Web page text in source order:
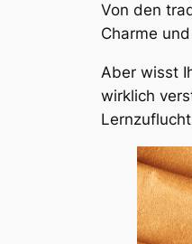
Von den
Charme
Aber wisst
wirklich